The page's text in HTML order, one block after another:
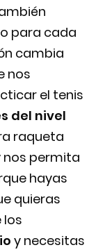
para cada
cambia
nos
el tenis
del nivel
raqueta
nos permita
hayas
quieras
los
y necesitas